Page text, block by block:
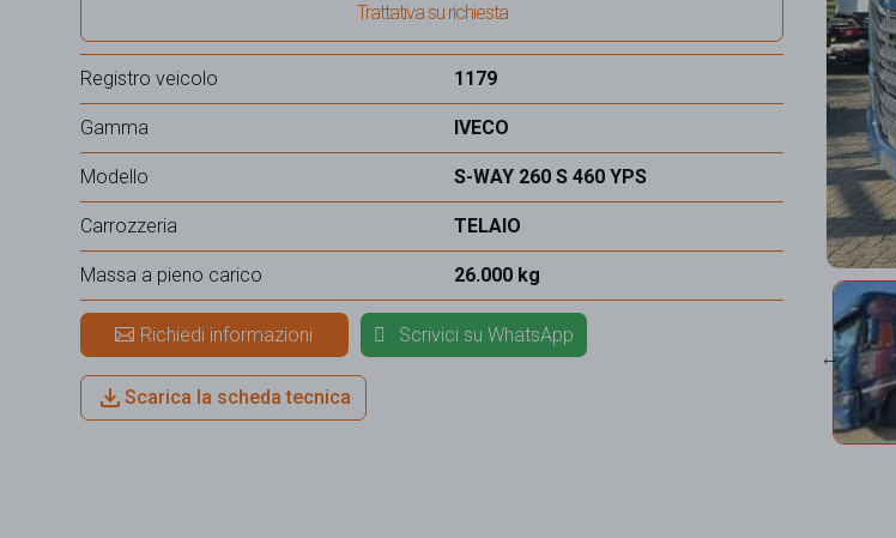
Trattativa su richiesta
Registro veicolo 1179
Gamma IVECO
Modello S-WAY 260 S 460 YPS
Carrozzeria TELAIO
Massa a pieno carico 26.000 kg
Richiedi informazioni Scrivici su WhatsApp
Scarica la scheda tecnica